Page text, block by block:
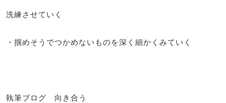
洗練させていく
・掴めそうでつかめないものを深く細かくみていく
執筆ブログ 向き合う